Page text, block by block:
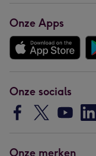
Onze Apps
Onze socials
Onze merken